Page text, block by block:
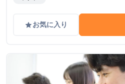
に挑戦しましょう！
gradeお気に入り